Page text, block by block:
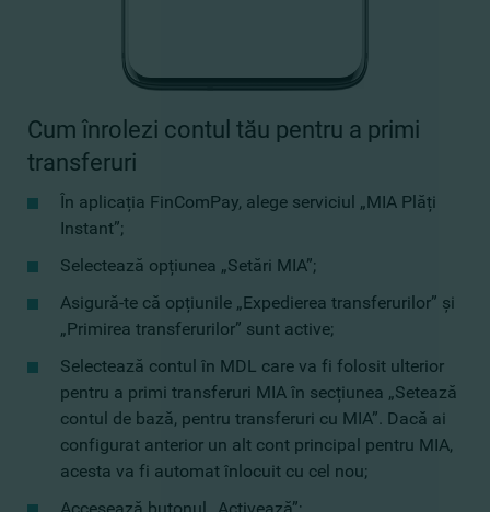
Cum înrolezi contul tău pentru a primi
transferuri
În aplicația FinComPay, alege serviciul „MIA Plăți
Instant”;
Selectează opțiunea „Setări MIA”;
Asigură-te că opțiunile „Expedierea transferurilor” și
„Primirea transferurilor” sunt active;
Selectează contul în MDL care va fi folosit ulterior
pentru a primi transferuri MIA în secțiunea „Setează
contul de bază, pentru transferuri cu MIA”. Dacă ai
configurat anterior un alt cont principal pentru MIA,
acesta va fi automat înlocuit cu cel nou;